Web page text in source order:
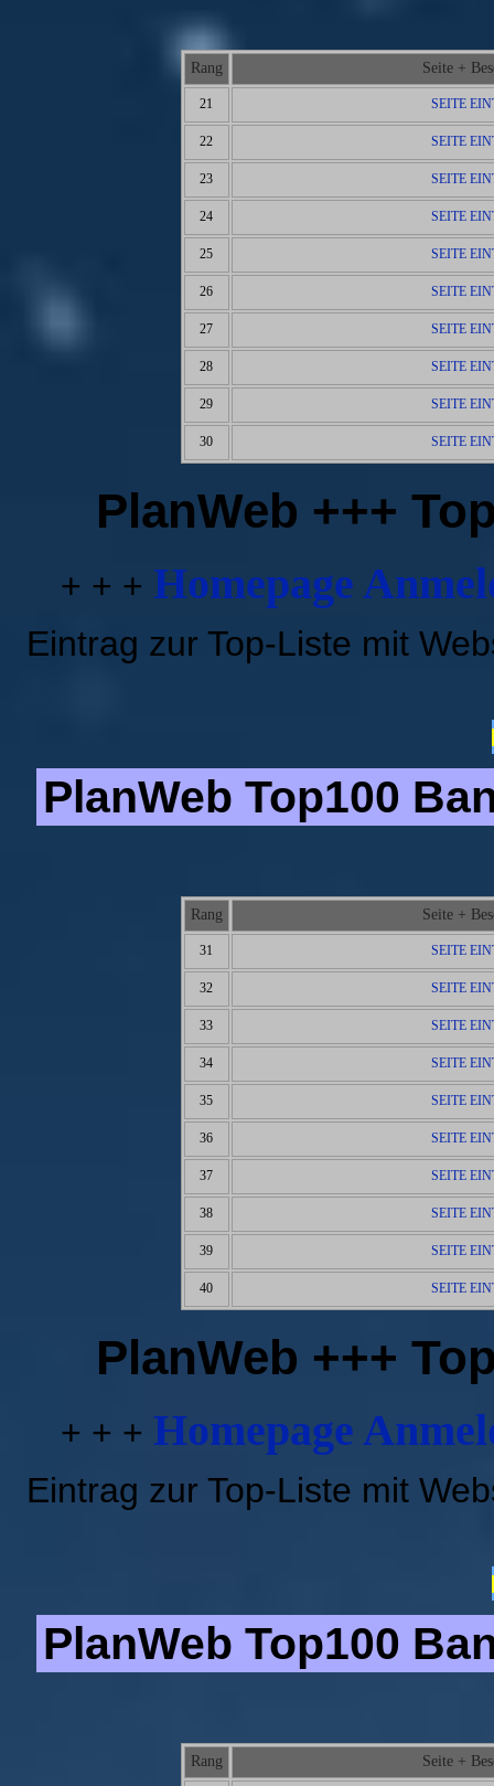
Rang Seite +
21 SEITE
22 SEITE
23 SEITE
24 SEITE
25 SEITE
26 SEITE
27 SEITE
28 SEITE
29 SEITE
30 SEITE
PlanWeb +++
+ + + Homepage
Eintrag zur Top-Liste mit
PlanWeb Top100
Rang Seite +
31 SEITE
32 SEITE
33 SEITE
34 SEITE
35 SEITE
36 SEITE
37 SEITE
38 SEITE
39 SEITE
40 SEITE
PlanWeb +++
+ + + Homepage
Eintrag zur Top-Liste mit
PlanWeb Top100
Rang Seite +